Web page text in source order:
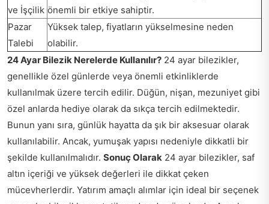
ve İşçilik önemli bir etkiye sahiptir.
Pazar
Talebi
Yüksek talep, fiyatların yükselmesine neden
olabilir.
24 Ayar Bilezik Nerelerde Kullanılır? 24 ayar bilezikler,
genellikle özel günlerde veya önemli etkinliklerde
kullanılmak üzere tercih edilir. Düğün, nişan, mezuniyet gibi
özel anlarda hediye olarak da sıkça tercih edilmektedir.
Bunun yanı sıra, günlük hayatta da şık bir aksesuar olarak
kullanılabilir. Ancak, yumuşak yapısı nedeniyle dikkatli bir
şekilde kullanılmalıdır. Sonuç Olarak 24 ayar bilezikler, saf
altın içeriği ve yüksek değerleri ile dikkat çeken
mücevherlerdir. Yatırım amaçlı alımlar için ideal bir seçenek